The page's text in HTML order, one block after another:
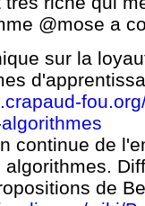
@mose a
sur la
continue de
algorithmes.
de